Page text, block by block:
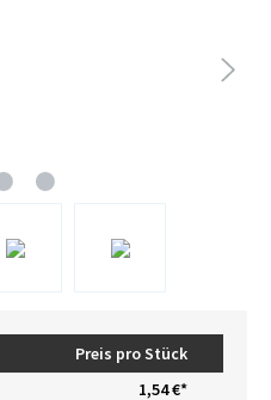
Preis pro Stück
1,54 €*